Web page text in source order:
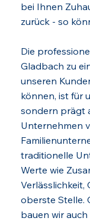
bei Ihnen
zurück - so
Die
Gladbach zu
unseren
können, ist für
sondern prägt
Unternehmen
traditionelle
Werte wie
Verlässlichkeit,
oberste Stelle.
bauen wir